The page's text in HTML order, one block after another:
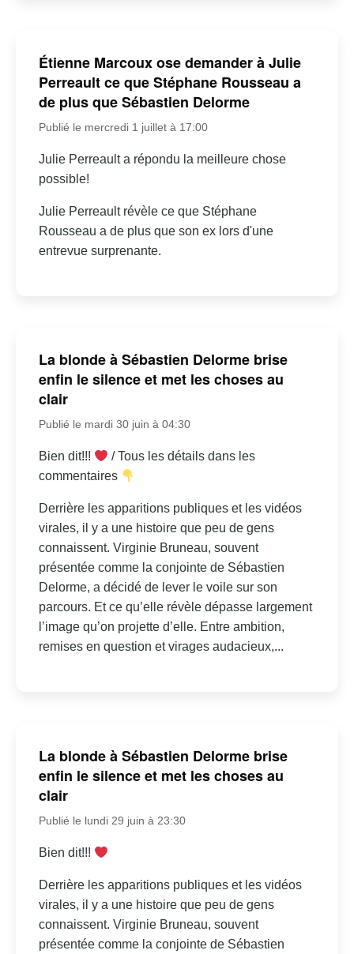
Étienne Marcoux ose demander à Julie
Perreault ce que Stéphane Rousseau a
de plus que Sébastien Delorme
Publié le mercredi 1 juillet à 17:00
Julie Perreault a répondu la meilleure chose
possible!
Julie Perreault révèle ce que Stéphane
Rousseau a de plus que son ex lors d'une
entrevue surprenante.
La blonde à Sébastien Delorme brise
enfin le silence et met les choses au
clair
Publié le mardi 30 juin à 04:30
Bien dit!!!
/ Tous les détails dans les
commentaires
Derrière les apparitions publiques et les vidéos
virales, il y a une histoire que peu de gens
connaissent. Virginie Bruneau, souvent
présentée comme la conjointe de Sébastien
Delorme, a décidé de lever le voile sur son
parcours. Et ce qu’elle révèle dépasse largement
l’image qu’on projette d’elle. Entre ambition,
remises en question et virages audacieux,...
La blonde à Sébastien Delorme brise
enfin le silence et met les choses au
clair
Publié le lundi 29 juin à 23:30
Bien dit!!!
Derrière les apparitions publiques et les vidéos
virales, il y a une histoire que peu de gens
connaissent. Virginie Bruneau, souvent
présentée comme la conjointe de Sébastien